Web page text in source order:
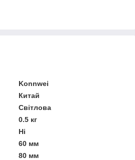
Konnwei
Китай
Світлова
0.5 кг
Ні
60 мм
80 мм